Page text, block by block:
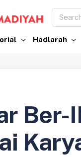
Hadlarah
Ber-